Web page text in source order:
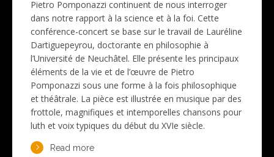
Pietro Pomponazzi continuent de nous interroger
dans notre rapport à la science et à la foi. Cette
conférence-concert se base sur le travail de Lauréline
Dartiguepeyrou, doctorante en philosophie à
l’Université de Neuchâtel. Elle présente les principaux
éléments de la vie et de l’œuvre de Pietro
Pomponazzi sous une forme à la fois philosophique
et théâtrale. La pièce est illustrée en musique par des
frottole, magnifiques et intemporelles chansons pour
luth et voix typiques du début du XVIe siècle.
Read more